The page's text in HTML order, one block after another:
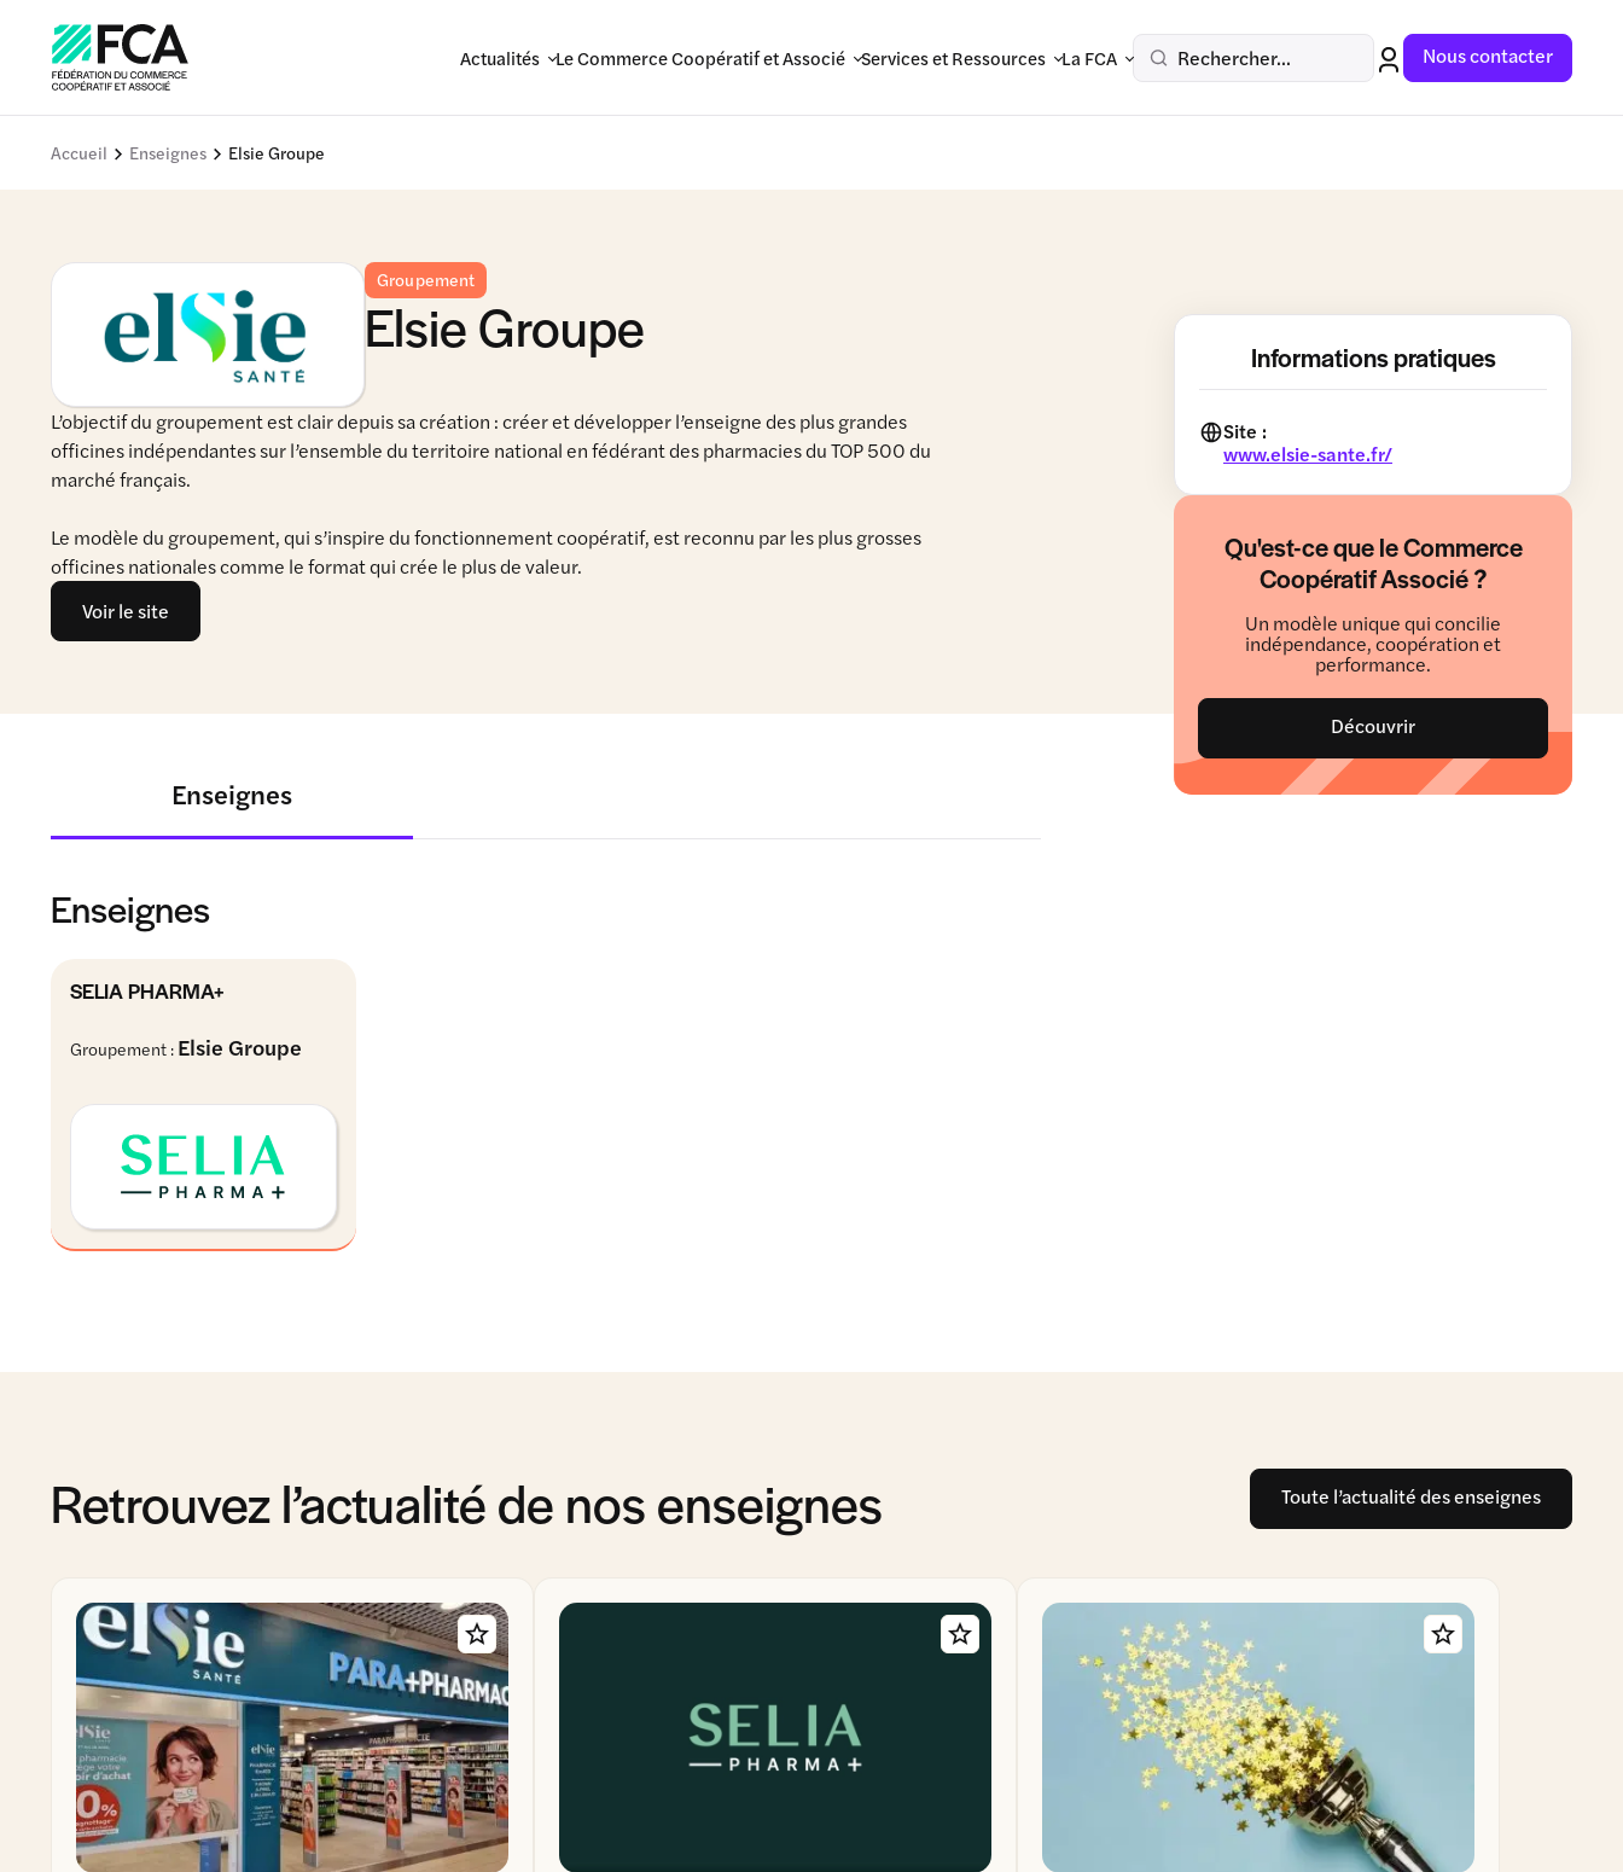
Actualités Le Commerce Coopératif et Associé Services et Ressources La FCA Rechercher... Nous contacter
Accueil Enseignes Elsie Groupe
Groupement
Elsie Groupe
L’objectif du groupement est clair depuis sa création : créer et développer l’enseigne des plus grandes
officines indépendantes sur l’ensemble du territoire national en fédérant des pharmacies du TOP 500 du
marché français.
Le modèle du groupement, qui s’inspire du fonctionnement coopératif, est reconnu par les plus grosses
officines nationales comme le format qui crée le plus de valeur.
Voir le site
Informations pratiques
Site :
www.elsie-sante.fr/
Qu'est-ce que le Commerce
Coopératif Associé ?
Un modèle unique qui concilie
indépendance, coopération et
performance.
Découvrir
Enseignes
Enseignes
SELIA PHARMA+
Groupement : Elsie Groupe
Retrouvez l’actualité de nos enseignes Toute l’actualité des enseignes